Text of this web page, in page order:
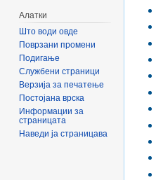
Алатки
Што води овде
Поврзани промени
Подигање
Службени страници
Верзија за печатење
Постојана врска
Информации за
страницата
Наведи ја страницава